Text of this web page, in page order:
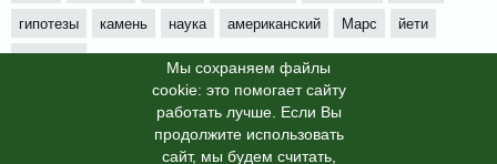
Мы cохраняем файлы
cookie: это помогает сайту
работать лучше. Если Вы
продолжите использовать
сайт, мы будем считать,
гипотезы
камень наука американский Марс
йети
будущее